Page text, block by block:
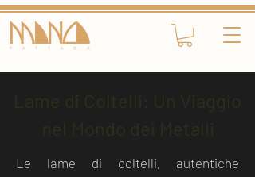
Le lame di coltelli, autentiche